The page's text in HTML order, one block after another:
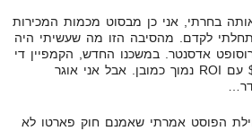
בחרתי, אני כן מבסוט מכמות המכירות
לקדם. מהסיבה הזו מה שעשיתי היה
אדסנטר. במשכנו החדש, הקמפיין די
מאוזן, ולפעמים מרוויח לי $10-$20 עם ROI נמוך כמובן. אבל אני אוגר
הפוסט אמרתי שאמנם חוק פארטו לא